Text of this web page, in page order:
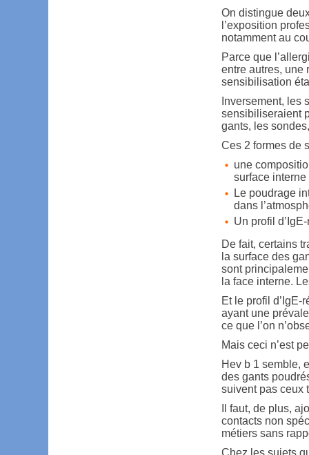
On distingue
l’exposition
notamment au
Parce que
entre autres, une
sensibilisation
Inversement, les
sensibiliseraient
gants, les
Ces 2 formes de
une
surface interne
Le poudrage
dans
Un profil
De fait, certains
la surface des
sont
la face interne.
Et le profil
ayant une
ce que l’on
Mais ceci n’est
Hev b 1 semble,
des gants
suivent pas ceux
Il faut, de plus,
contacts non
métiers sans
Chez les sujets